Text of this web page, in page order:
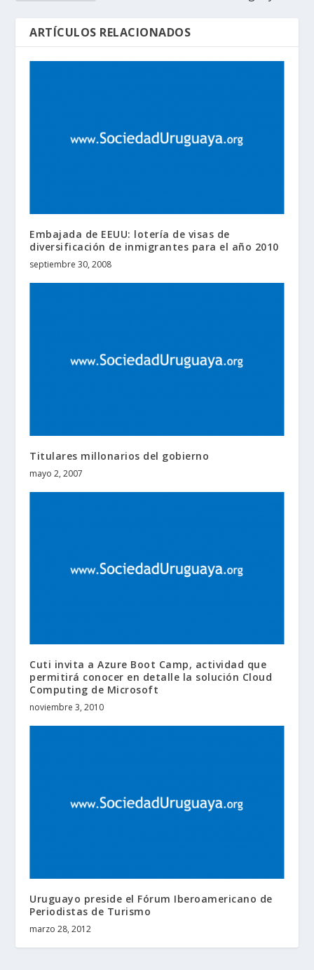
ARTÍCULOS RELACIONADOS
Embajada de EEUU: lotería de visas de
diversificación de inmigrantes para el año 2010
septiembre 30, 2008
Titulares millonarios del gobierno
mayo 2, 2007
Cuti invita a Azure Boot Camp, actividad que
permitirá conocer en detalle la solución Cloud
Computing de Microsoft
noviembre 3, 2010
Uruguayo preside el Fórum Iberoamericano de
Periodistas de Turismo
marzo 28, 2012